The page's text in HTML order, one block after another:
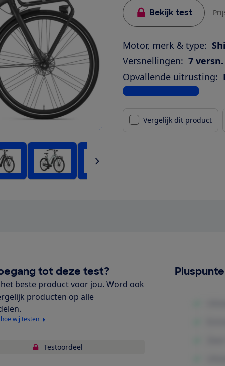
Bekijk test
Motor, merk & type:
Versnellingen: 7
Opvallende uitrusting:
Bekijk alle specificaties
Vergelijk dit product
tot deze test?
beste product voor jou. Word ook
producten op alle
wij testen
Testoordeel